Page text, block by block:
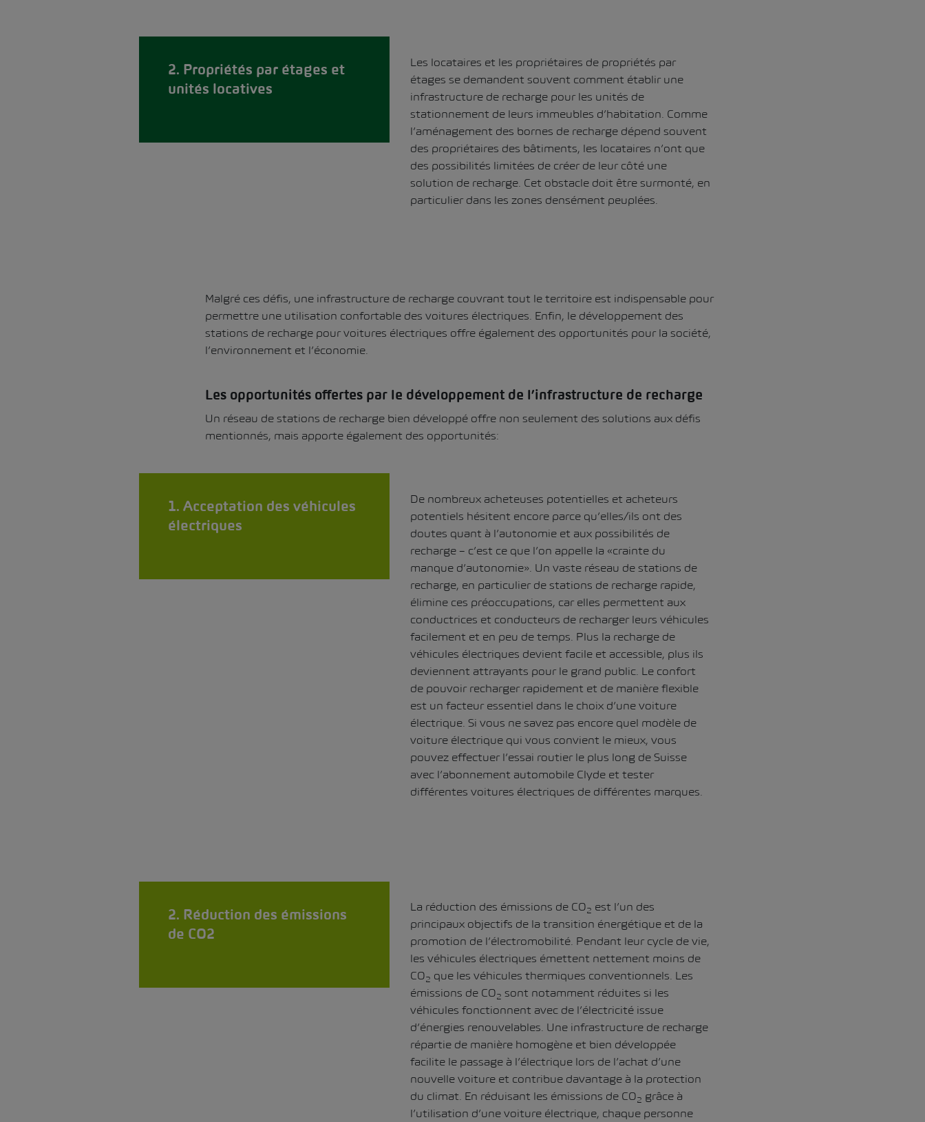
2. Propriétés par étages et
unités locatives
Les locataires et les propriétaires de propriétés par
étages se demandent souvent comment établir une
infrastructure de recharge pour les unités de
stationnement de leurs immeubles d’habitation. Comme
l’aménagement des bornes de recharge dépend souvent
des propriétaires des bâtiments, les locataires n’ont que
des possibilités limitées de créer de leur côté une
solution de recharge. Cet obstacle doit être surmonté, en
particulier dans les zones densément peuplées.
Malgré ces défis, une infrastructure de recharge couvrant tout le territoire est indispensable pour
permettre une utilisation confortable des voitures électriques. Enfin, le développement des
stations de recharge pour voitures électriques offre également des opportunités pour la société,
l’environnement et l’économie.
Les opportunités offertes par le développement de l’infrastructure de recharge
Un réseau de stations de recharge bien développé offre non seulement des solutions aux défis
mentionnés, mais apporte également des opportunités:
1. Acceptation des véhicules
électriques
De nombreux acheteuses potentielles et acheteurs
potentiels hésitent encore parce qu’elles/ils ont des
doutes quant à l’autonomie et aux possibilités de
recharge – c’est ce que l’on appelle la «crainte du
manque d’autonomie». Un vaste réseau de stations de
recharge, en particulier de stations de recharge rapide,
élimine ces préoccupations, car elles permettent aux
conductrices et conducteurs de recharger leurs véhicules
facilement et en peu de temps. Plus la recharge de
véhicules électriques devient facile et accessible, plus ils
deviennent attrayants pour le grand public. Le confort
de pouvoir recharger rapidement et de manière flexible
est un facteur essentiel dans le choix d’une voiture
électrique. Si vous ne savez pas encore quel modèle de
voiture électrique qui vous convient le mieux, vous
pouvez effectuer l’essai routier le plus long de Suisse
avec l’abonnement automobile Clyde et tester
différentes voitures électriques de différentes marques.
2. Réduction des émissions
de CO2
La réduction des émissions de CO2 est l’un des
principaux objectifs de la transition énergétique et de la
promotion de l’électromobilité. Pendant leur cycle de vie,
les véhicules électriques émettent nettement moins de
CO2 que les véhicules thermiques conventionnels. Les
émissions de CO2 sont notamment réduites si les
véhicules fonctionnent avec de l’électricité issue
d’énergies renouvelables. Une infrastructure de recharge
répartie de manière homogène et bien développée
facilite le passage à l’électrique lors de l’achat d’une
nouvelle voiture et contribue davantage à la protection
du climat. En réduisant les émissions de CO2 grâce à
l’utilisation d’une voiture électrique, chaque personne